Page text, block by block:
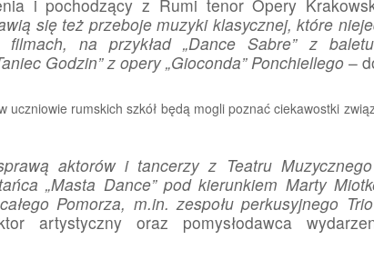
i pochodzący z Rumi tenor Opery
się też przeboje muzyki klasycznej, które
na przykład „Dance Sabre” z baletu
Godzin” z opery „Gioconda” Ponchiellego –
uczniowie rumskich szkół będą mogli poznać ciekawostki
aktorów i tancerzy z Teatru
„Masta Dance” pod kierunkiem Marty
Pomorza, m.in. zespołu perkusyjnego
artystyczny oraz pomysłodawca